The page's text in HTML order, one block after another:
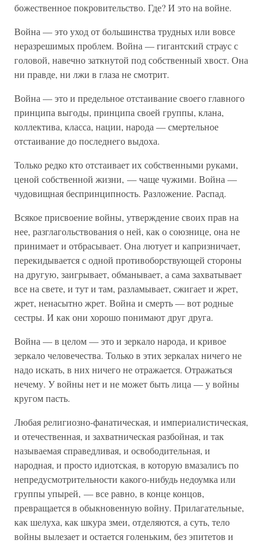
божественное покровительство. Где? И это на войне.
Война — это уход от большинства трудных или вовсе
неразрешимых проблем. Война — гигантский страус с
головой, навечно заткнутой под собственный хвост. Она
ни правде, ни лжи в глаза не смотрит.
Война — это и предельное отстаивание своего главного
принципа выгоды, принципа своей группы, клана,
коллектива, класса, нации, народа — смертельное
отстаивание до последнего выдоха.
Только редко кто отстаивает их собственными руками,
ценой собственной жизни, — чаще чужими. Война —
чудовищная беспринципность. Разложение. Распад.
Всякое присвоение войны, утверждение своих прав на
нее, разглагольствования о ней, как о союзнице, она не
принимает и отбрасывает. Она лютует и капризничает,
перекидывается с одной противоборствующей стороны
на другую, заигрывает, обманывает, а сама захватывает
все на свете, и тут и там, разламывает, сжигает и жрет,
жрет, ненасытно жрет. Война и смерть — вот родные
сестры. И как они хорошо понимают друг друга.
Война — в целом — это и зеркало народа, и кривое
зеркало человечества. Только в этих зеркалах ничего не
надо искать, в них ничего не отражается. Отражаться
нечему. У войны нет и не может быть лица — у войны
кругом пасть.
Любая религиозно-фанатическая, и империалистическая,
и отечественная, и захватническая разбойная, и так
называемая справедливая, и освободительная, и
народная, и просто идиотская, в которую вмазалисъ по
непредусмотрительности какого-нибудь недоумка или
группы упырей, — все равно, в конце концов,
превращается в обыкновенную войну. Прилагательные,
как шелуха, как шкура змеи, отделяются, а суть, тело
войны вылезает и остается голеньким, без эпитетов и